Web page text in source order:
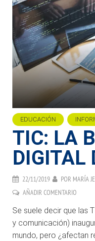
EDUCACIÓN
TIC: LA
DIGITAL
22/11/2019 POR MARÍA
AÑADIR COMENTARIO
Se suele decir que las
y comunicación)
mundo, pero ¿afectan